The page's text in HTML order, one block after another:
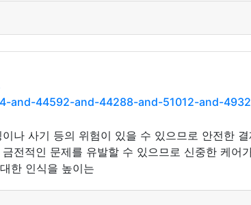
and-44592-and-44288-and-51012-and-
나 사기 등의 위험이 있을 수 있으므로 안전한
전적인 문제를 유발할 수 있으므로 신중한 케어
한 인식을 높이는